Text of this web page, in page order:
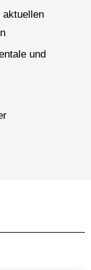
aktuellen
und